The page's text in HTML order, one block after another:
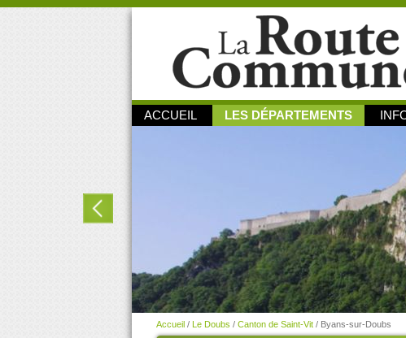
ACCUEIL LES DÉPARTEMENTS
Accueil / Le Doubs / Canton de Saint-Vit / Byans-sur-Doubs